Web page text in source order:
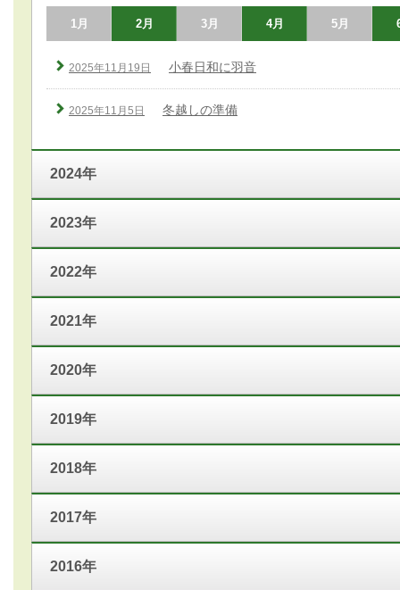
1月 2月 3月 4月 5月
2025年11月19日 小春日和に羽音
2025年11月5日 冬越しの準備
2024年
2023年
2022年
2021年
2020年
2019年
2018年
2017年
2016年